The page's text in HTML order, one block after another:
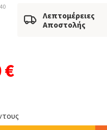
Λεπτομέρειες
Αποστολής
€